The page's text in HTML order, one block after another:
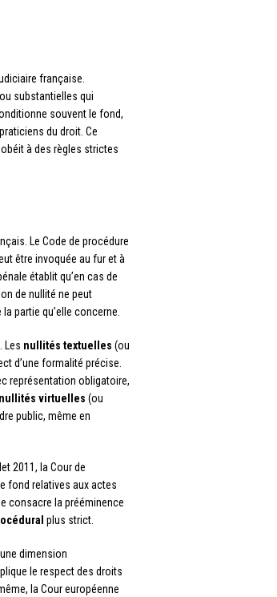
française.
substantielles qui
souvent le fond,
du droit. Ce
à des règles strictes
Le Code de procédure
être invoquée au fur et à
établit qu’en cas de
de nullité ne peut
partie qu’elle concerne.
Les nullités textuelles (ou
d’une formalité précise.
représentation obligatoire,
nullités virtuelles (ou
public, même en
2011, la Cour de
fond relatives aux actes
consacre la prééminence
plus strict.
dimension
le respect des droits
la Cour européenne